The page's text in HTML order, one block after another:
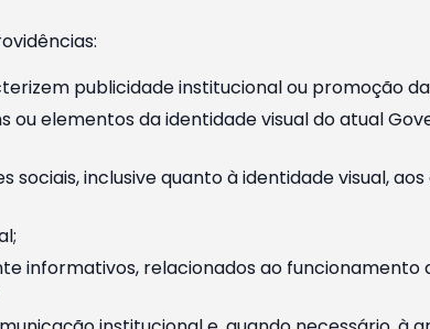
publicidade institucional ou promoção
elementos da identidade visual do atual
inclusive quanto à identidade visual,
informativos, relacionados ao funcionamento